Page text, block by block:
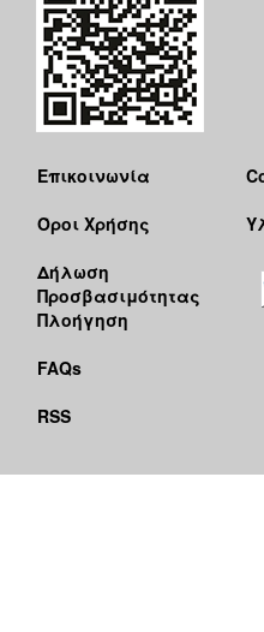
Επικοινωνία
Όροι Χρήσης
Δήλωση
Προσβασιμότητας
Πλοήγηση
FAQs
RSS